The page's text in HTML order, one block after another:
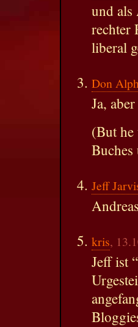
und als
rechter
liberal
Don
Ja,
(But he
Jeff
kris,
Jeff ist